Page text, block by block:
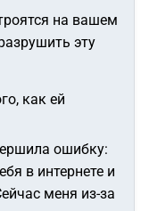
на вашем
эту
как ей
ошибку:
в интернете и
меня из-за